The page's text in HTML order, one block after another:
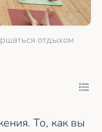
отдыхом
То, как вы